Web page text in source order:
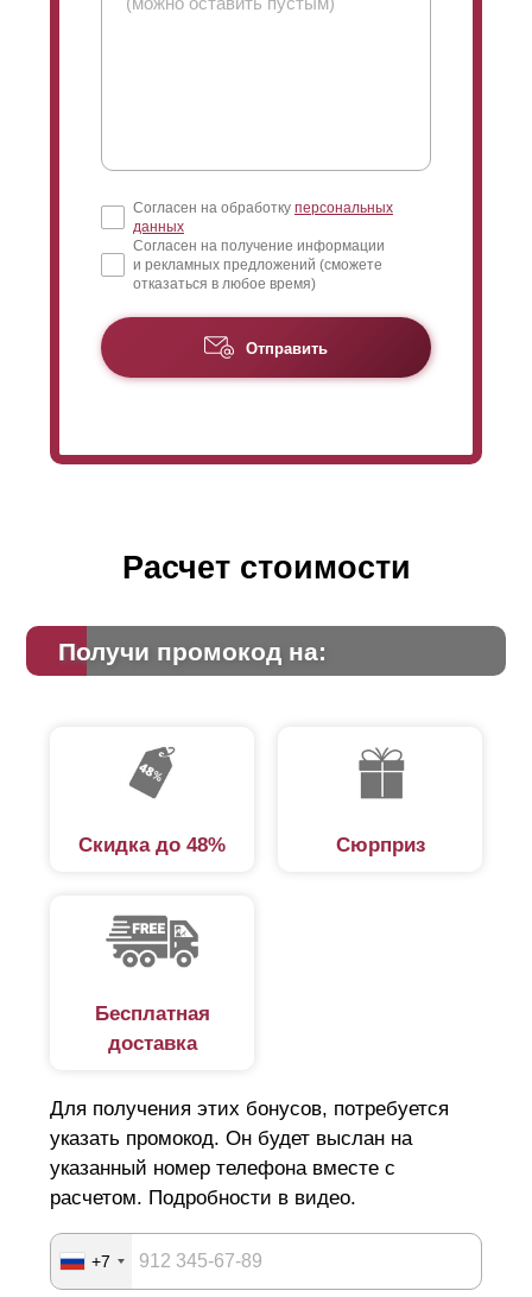
Согласен на обработку персональных
данных
Согласен на получение информации
и рекламных предложений (сможете
отказаться в любое время)
Отправить
Расчет стоимости
Получи промокод на:
Скидка до 48% Сюрприз
Бесплатная
доставка
Для получения этих бонусов, потребуется
указать промокод. Он будет выслан на
указанный номер телефона вместе с
расчетом. Подробности в видео.
+7